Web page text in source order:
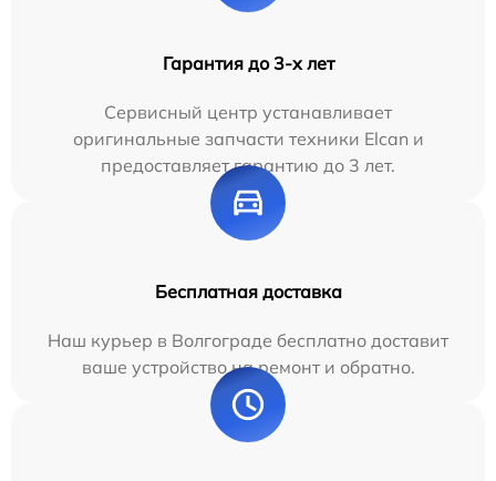
Гарантия до 3-х лет
Сервисный центр устанавливает
оригинальные запчасти техники Elcan и
предоставляет гарантию до 3 лет.
Бесплатная доставка
Наш курьер в Волгограде бесплатно доставит
ваше устройство на ремонт и обратно.